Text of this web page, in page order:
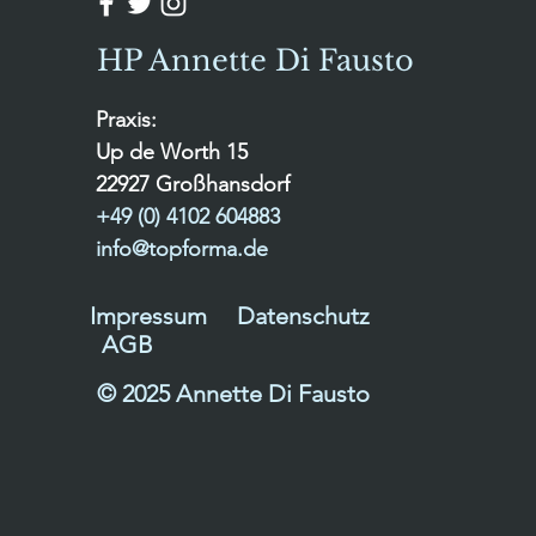
HP Annette Di Fausto
Praxis:
Up de Worth 15
22927 Großhansdorf
+49 (0) 4102 604883
info@topforma.de
Impressum
Datenschutz
AGB
© 2025 Annette Di Fausto